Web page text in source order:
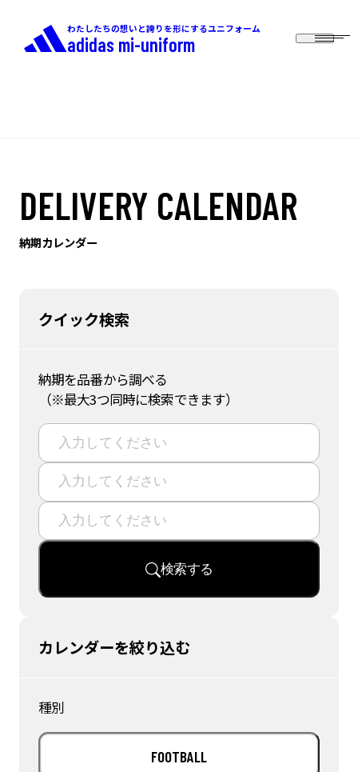
わたしたちの想いと誇りを形にするユニフォーム
adidas mi-uniform
DELIVERY CALENDAR
納期カレンダー
クイック検索
納期を品番から調べる
（※最大3つ同時に検索できます）
検索する
カレンダーを絞り込む
種別
FOOTBALL